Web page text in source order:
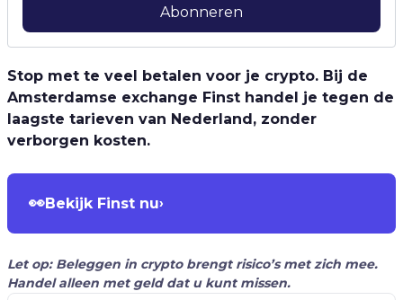
Abonneren
Stop met te veel betalen voor je crypto. Bij de
Amsterdamse exchange Finst handel je tegen de
laagste tarieven van Nederland, zonder
verborgen kosten.
👀Bekijk Finst nu›
Let op: Beleggen in crypto brengt risico’s met zich mee.
Handel alleen met geld dat u kunt missen.